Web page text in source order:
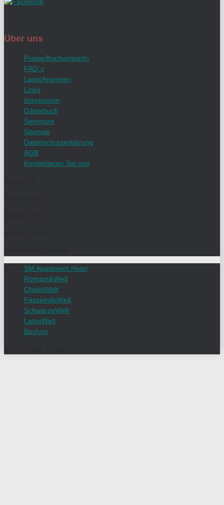
Über uns
Preise/Buchungsinfo
FAQ´s
Lage/Anwesen
Links
Impressum
Gästebuch
Seminare
Sitemap
Datenschutzerklärung
AGB
Kontaktieren Sie uns
SM Apartment Hotel
RomantikWelt
ChaletWelt
FesselndeWelt
SchwarzeWelt
LatexWelt
Buchen